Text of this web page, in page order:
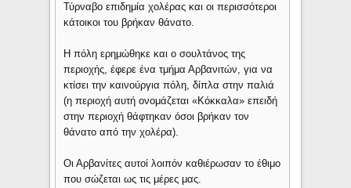
Τύρναβο επιδημία χολέρας και οι περισσότεροι
κάτοικοι του βρήκαν θάνατο.
Η πόλη ερημώθηκε και ο σουλτάνος της
περιοχής, έφερε ένα τμήμα Αρβανιτών, για να
κτίσει την καινούργια πόλη, δίπλα στην παλιά
(η περιοχή αυτή ονομάζεται «Κόκκαλα» επειδή
στην περιοχή θάφτηκαν όσοι βρήκαν τον
θάνατο από την χολέρα).
Οι Αρβανίτες αυτοί λοιπόν καθιέρωσαν το έθιμο
που σώζεται ως τις μέρες μας.